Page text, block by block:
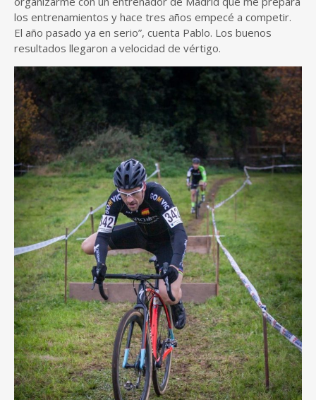
los entrenamientos y hace tres años empecé a competir.
El año pasado ya en serio”, cuenta Pablo. Los buenos
resultados llegaron a velocidad de vértigo.